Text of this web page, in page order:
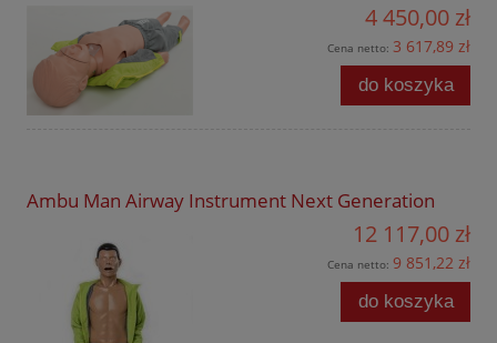
4 450,00 zł
Cena netto: 3 617,89 zł
do koszyka
Ambu Man Airway Instrument Next Generation
12 117,00 zł
Cena netto: 9 851,22 zł
do koszyka